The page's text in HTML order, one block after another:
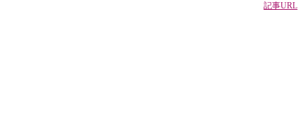
記事URL